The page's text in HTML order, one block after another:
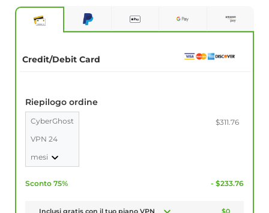
Credit/Debit Card
Riepilogo ordine
CyberGhost
VPN 24
mesi
$311.76
Sconto 75% - $233.76